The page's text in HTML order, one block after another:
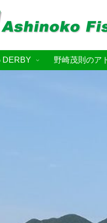
DERBY 野崎茂則のア